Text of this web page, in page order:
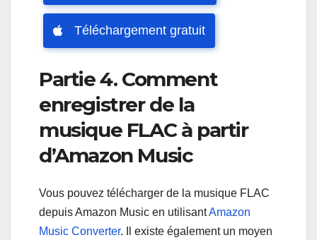
Téléchargement gratuit
Partie 4. Comment
enregistrer de la
musique FLAC à partir
d’Amazon Music
Vous pouvez télécharger de la musique FLAC
depuis Amazon Music en utilisantAmazon
Music Converter. Il existe également un moyen